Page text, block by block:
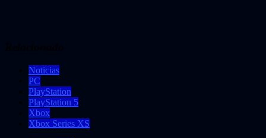
Noticias
PC
PlayStation
PlayStation 5
Xbox
Xbox Series XS